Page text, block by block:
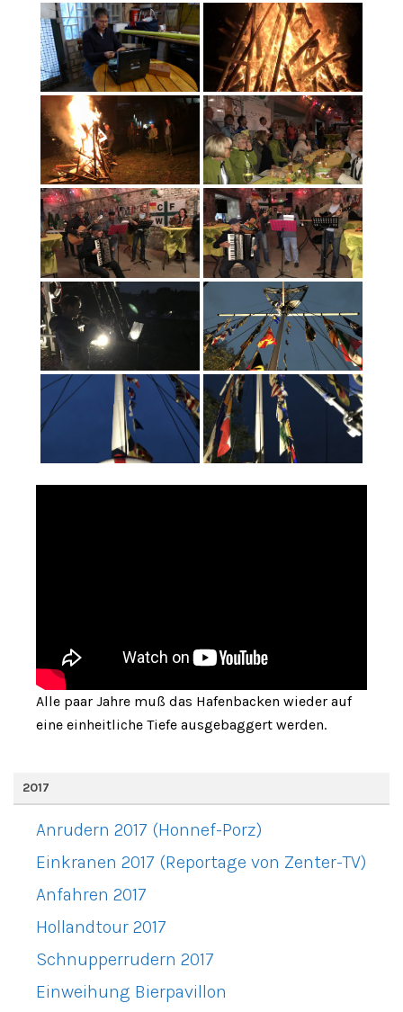
Alle paar Jahre muß das Hafenbacken wieder auf
eine einheitliche Tiefe ausgebaggert werden.
2017
Anrudern 2017 (Honnef-Porz)
Einkranen 2017 (Reportage von Zenter-TV)
Anfahren 2017
Hollandtour 2017
Schnupperrudern 2017
Einweihung Bierpavillon